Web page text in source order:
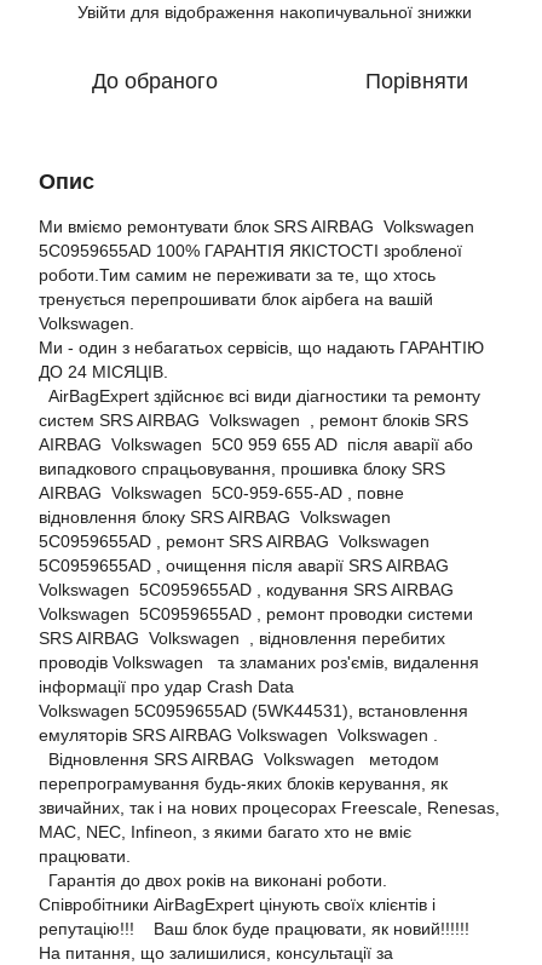
Увійти для відображення накопичувальної знижки
До обраного Порівняти
Опис
Ми вміємо ремонтувати блок SRS AIRBAG Volkswagen
5C0959655AD 100% ГАРАНТІЯ ЯКІСТОСТІ зробленої
роботи.Тим самим не переживати за те, що хтось
тренується перепрошивати блок аірбега на вашій
Volkswagen.
Ми - один з небагатьох сервісів, що надають ГАРАНТІЮ
ДО 24 МІСЯЦІВ.
AirBagExpert здійснює всі види діагностики та ремонту
систем SRS AIRBAG Volkswagen , ремонт блоків SRS
AIRBAG Volkswagen 5C0 959 655 AD після аварії або
випадкового спрацьовування, прошивка блоку SRS
AIRBAG Volkswagen 5C0-959-655-AD , повне
відновлення блоку SRS AIRBAG Volkswagen
5C0959655AD , ремонт SRS AIRBAG Volkswagen
5C0959655AD , очищення після аварії SRS AIRBAG
Volkswagen 5C0959655AD , кодування SRS AIRBAG
Volkswagen 5C0959655AD , ремонт проводки системи
SRS AIRBAG Volkswagen , відновлення перебитих
проводів Volkswagen та зламаних роз'ємів, видалення
інформації про удар Crash Data
Volkswagen 5C0959655AD (5WK44531), встановлення
емуляторів SRS AIRBAG Volkswagen Volkswagen .
Відновлення SRS AIRBAG Volkswagen методом
перепрограмування будь-яких блоків керування, як
звичайних, так і на нових процесорах Freescale, Renesas,
MAC, NEC, Infineon, з якими багато хто не вміє
працювати.
Гарантія до двох років на виконані роботи.
Співробітники AirBagExpert цінують своїх клієнтів і
репутацію!!! Ваш блок буде працювати, як новий!!!!!!
На питання, що залишилися, консультації за